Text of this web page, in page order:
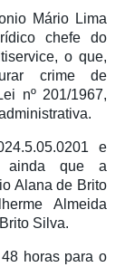
Mário Lima
chefe do
o que,
crime de
nº 201/1967,
e
ainda que a
Alana de Brito
Almeida
Silva.
horas para o